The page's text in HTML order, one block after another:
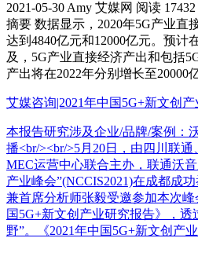
2021-05-30 Amy 艾媒网 阅读 17432
摘要 数据显示，2020年5G产业直
达到4840亿元和12000亿元。预计
及，5G产业直接经济产出和包括
产出将在2022年分别增长至20000
艾媒咨询|2021年中国5G+新文创
本报告研究涉及企业/品牌/案例：
播<br/><br/>5月20日，由四川联
MEC运营中心联合主办，联通沃
产业峰会”(NCCIS2021)在成都成
兼首席分析师张毅受邀参加本次
国5G+新文创产业研究报告》，透
野”。《2021年中国5G+新文创产业